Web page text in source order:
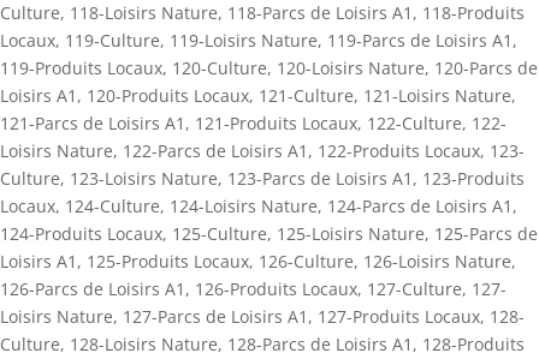
Culture, 118-Loisirs Nature, 118-Parcs de Loisirs A1 , 118-Produits
Locaux, 119-Culture, 119-Loisirs Nature, 119-Parcs de Loisirs A1 ,
119-Produits Locaux, 120-Culture, 120-Loisirs Nature, 120-Parcs de
Loisirs A1 , 120-Produits Locaux, 121-Culture, 121-Loisirs Nature,
121-Parcs de Loisirs A1 , 121-Produits Locaux, 122-Culture, 122-
Loisirs Nature, 122-Parcs de Loisirs A1 , 122-Produits Locaux, 123-
Culture, 123-Loisirs Nature, 123-Parcs de Loisirs A1 , 123-Produits
Locaux, 124-Culture, 124-Loisirs Nature, 124-Parcs de Loisirs A1 ,
124-Produits Locaux, 125-Culture, 125-Loisirs Nature, 125-Parcs de
Loisirs A1 , 125-Produits Locaux, 126-Culture, 126-Loisirs Nature,
126-Parcs de Loisirs A1 , 126-Produits Locaux, 127-Culture, 127-
Loisirs Nature, 127-Parcs de Loisirs A1 , 127-Produits Locaux, 128-
Culture, 128-Loisirs Nature, 128-Parcs de Loisirs A1 , 128-Produits